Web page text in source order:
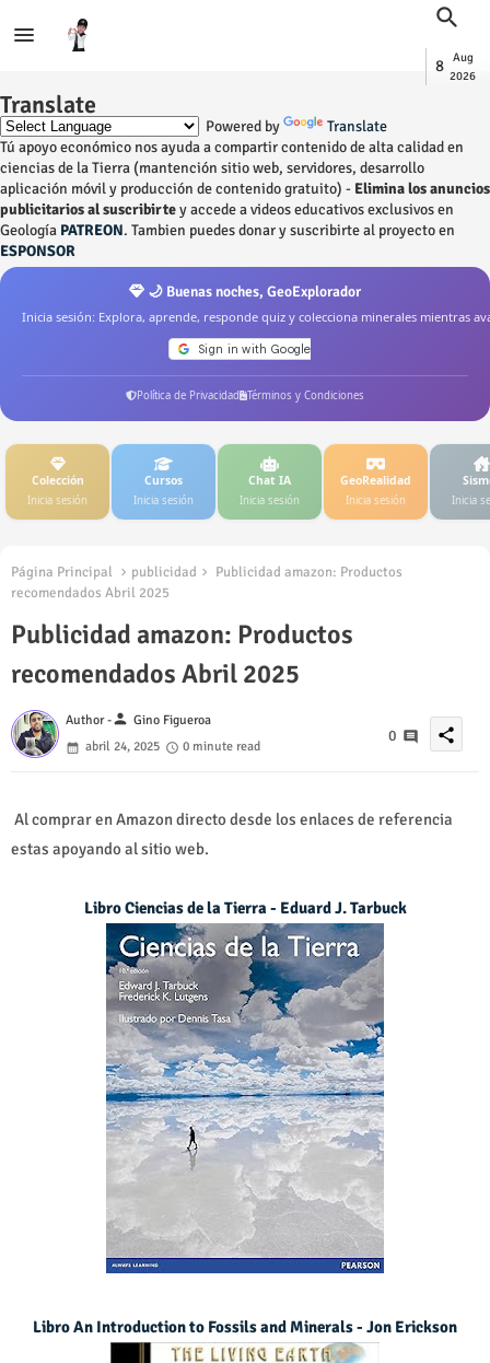
8
Aug
2026
Translate
Powered by
Translate
Tú apoyo económico nos ayuda a compartir contenido de alta calidad en
ciencias de la Tierra (mantención sitio web, servidores, desarrollo
aplicación móvil y producción de contenido gratuito) - Elimina los anuncios
publicitarios al suscribirtey accede a videos educativos exclusivos en
Geología PATREON. Tambien puedes donar y suscribirte al proyecto en
ESPONSOR
🌙 Buenas noches, GeoExplorador
Inicia sesión: Explora, aprende, responde quiz y colecciona minerales mientras
Política de Privacidad Términos y Condiciones
Colección
Inicia sesión
Cursos
Inicia sesión
Chat IA
Inicia sesión
GeoRealidad
Inicia sesión Inicia
Página Principal publicidad
Publicidad amazon: Productos
recomendados Abril 2025
Publicidad amazon: Productos
recomendados Abril 2025
Author -person Gino Figueroa
abril 24, 2025
0 minute read
0 share
Al comprar en Amazon directo desde los enlaces de referencia
estas apoyando al sitio web.
Libro Ciencias de la Tierra - Eduard J. Tarbuck
Libro An Introduction to Fossils and Minerals - Jon Erickson